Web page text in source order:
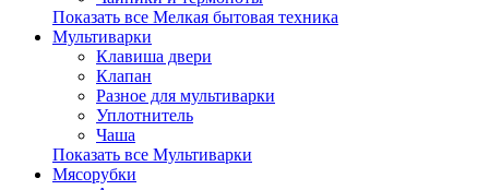
Показать все Мелкая бытовая техника
Мультиварки
Клавиша двери
Клапан
Разное для мультиварки
Уплотнитель
Чаша
Показать все Мультиварки
Мясорубки